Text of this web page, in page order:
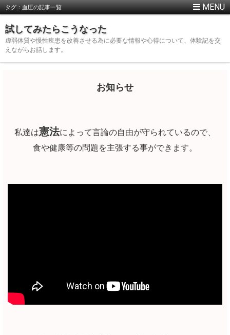
タグ：血圧の記事一覧
試してみたらこうなった
虚弱体質や慢性疾患を改善させる為に必要な情報や心得について、体験記を交
えながらお話します。
お知らせ
私達は憲法によって言論の自由が守られているので、
食や健康等の問題を主張する事ができます。